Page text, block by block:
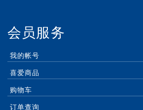
会员服务
我的帐号
喜爱商品
购物车
订单查询